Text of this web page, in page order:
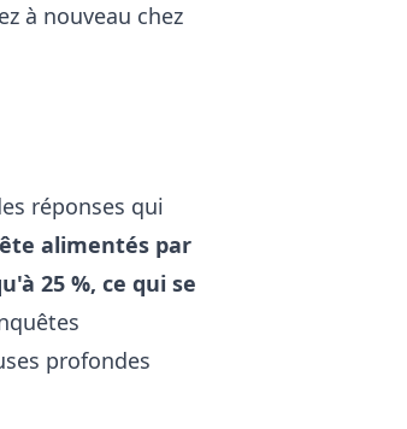
à nouveau chez
réponses qui
alimentés par
25 %, ce qui se
profondes